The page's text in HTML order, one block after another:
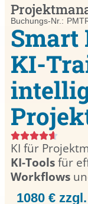
Buchungs-Nr.:
Smart
KI-
KI für
KI-Toolsfür
Workflows
1080 €